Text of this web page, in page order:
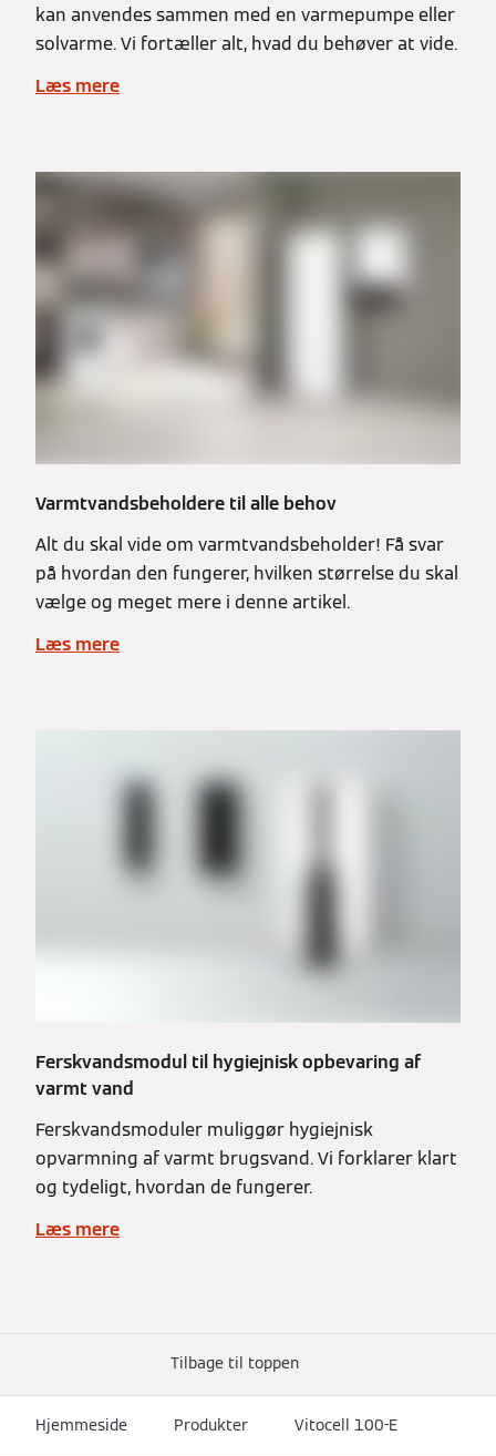
kan anvendes sammen med en varmepumpe eller
solvarme. Vi fortæller alt, hvad du behøver at vide.
Læs mere
Varmtvandsbeholdere til alle behov
Alt du skal vide om varmtvandsbeholder! Få svar
på hvordan den fungerer, hvilken størrelse du skal
vælge og meget mere i denne artikel.
Læs mere
Ferskvandsmodul til hygiejnisk opbevaring af
varmt vand
Ferskvandsmoduler muliggør hygiejnisk
opvarmning af varmt brugsvand. Vi forklarer klart
og tydeligt, hvordan de fungerer.
Læs mere
Tilbage til toppen
Hjemmeside Produkter Vitocell 100-E